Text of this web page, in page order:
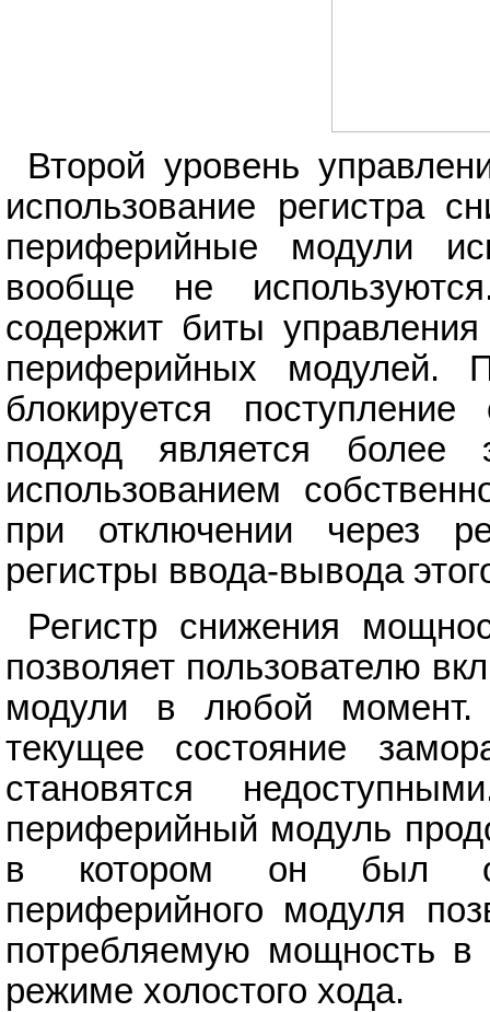
Второй уровень
использование регистра
периферийные модули
вообще не
содержит биты
периферийных модулей.
блокируется
подход является
использованием
при отключении через
регистры ввода-вывода
Регистр снижения
позволяет пользователю
модули в любой момент.
текущее состояние
становятся
периферийный модуль
в котором он был
периферийного модуля
потребляемую мощность
режиме холостого хода.